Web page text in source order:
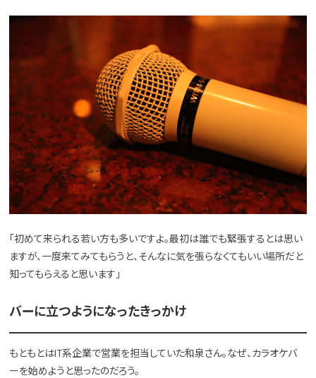
「初めて来られる若い方も多いですよ。最初は誰でも緊張するとは思い
ますが、一度来てみてもらうと、そんなに気を張らなくてもいい場所だと
知ってもらえると思います」
バーに立つようになったきっかけ
もともとはIT系企業で営業を担当していた和泉さん。なぜ、カラオケバ
ーを始めようと思ったのだろう。